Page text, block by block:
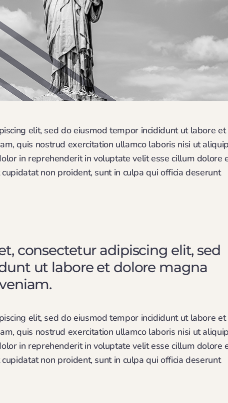
elit, sed do eiusmod tempor incididunt ut labore et
quis nostrud exercitation ullamco laboris nisi ut aliquip
in reprehenderit in voluptate velit esse cillum dolore
non proident, sunt in culpa qui officia deserunt
consectetur adipiscing elit, sed
ut labore et dolore magna
elit, sed do eiusmod tempor incididunt ut labore et
quis nostrud exercitation ullamco laboris nisi ut aliquip
in reprehenderit in voluptate velit esse cillum dolore
non proident, sunt in culpa qui officia deserunt